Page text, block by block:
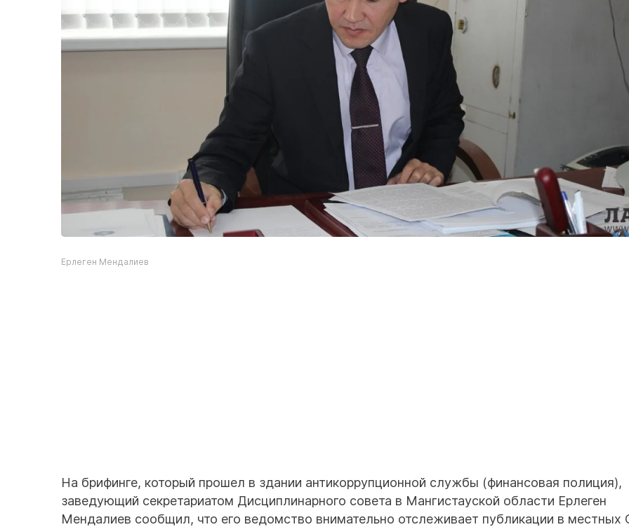
Ерлеген Мендалиев
На брифинге, который прошел в здании антикоррупционной службы (финансовая полиция),
заведующий секретариатом Дисциплинарного совета в Мангистауской области Ерлеген
Мендалиев сообщил, что его ведомство внимательно отслеживает публикации в